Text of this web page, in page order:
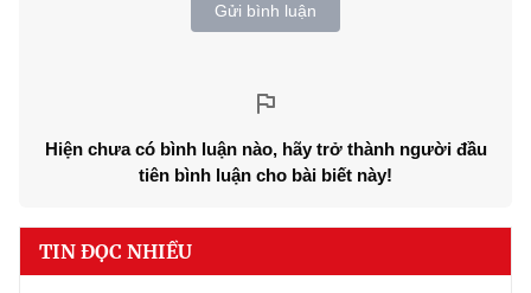
Gửi bình luận
Hiện chưa có bình luận nào, hãy trở thành người đầu
tiên bình luận cho bài biết này!
TIN ĐỌC NHIỀU